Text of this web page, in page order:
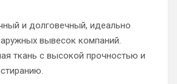
и долговечный, идеально
вывесок компаний.
ткань с высокой прочностью и